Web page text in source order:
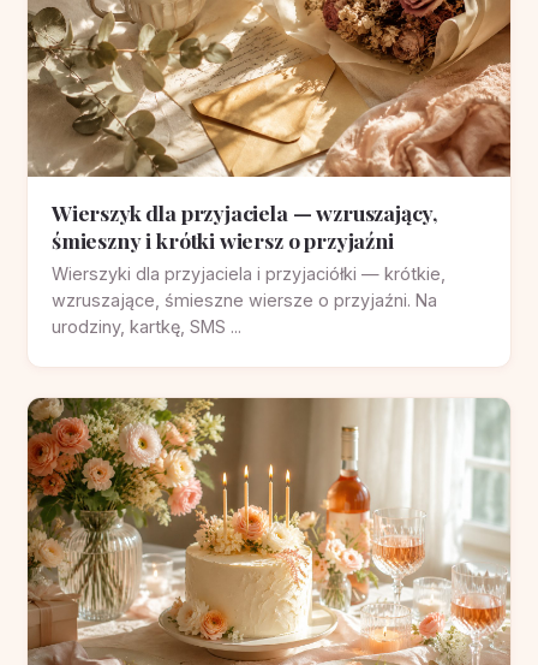
Wierszyk dla przyjaciela — wzruszający,
śmieszny i krótki wiersz o przyjaźni
Wierszyki dla przyjaciela i przyjaciółki — krótkie,
wzruszające, śmieszne wiersze o przyjaźni. Na
urodziny, kartkę, SMS ...